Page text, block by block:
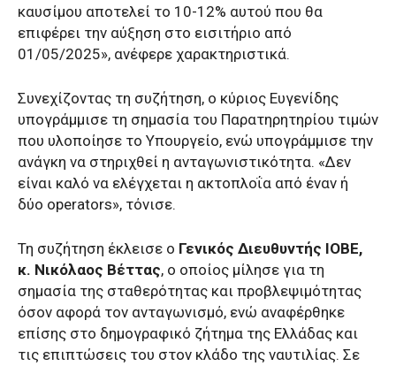
καυσίμου αποτελεί το 10-12% αυτού που θα
επιφέρει την αύξηση στο εισιτήριο από
01/05/2025», ανέφερε χαρακτηριστικά.
Συνεχίζοντας τη συζήτηση, ο κύριος Ευγενίδης
υπογράμμισε τη σημασία του Παρατηρητηρίου τιμών
που υλοποίησε το Υπουργείο, ενώ υπογράμμισε την
ανάγκη να στηριχθεί η ανταγωνιστικότητα. «Δεν
είναι καλό να ελέγχεται η ακτοπλοΐα από έναν ή
δύο operators», τόνισε.
Τη συζήτηση έκλεισε ο Γενικός Διευθυντής ΙΟΒΕ,
κ. Νικόλαος Βέττας, ο οποίος μίλησε για τη
σημασία της σταθερότητας και προβλεψιμότητας
όσον αφορά τον ανταγωνισμό, ενώ αναφέρθηκε
επίσης στο δημογραφικό ζήτημα της Ελλάδας και
τις επιπτώσεις του στον κλάδο της ναυτιλίας. Σε